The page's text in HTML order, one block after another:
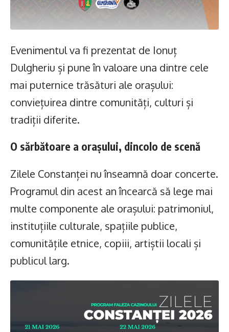
Evenimentul va fi prezentat de Ionuț
Dulgheriu și pune în valoare una dintre cele
mai puternice trăsături ale orașului:
conviețuirea dintre comunități, culturi și
tradiții diferite.
O sărbătoare a orașului, dincolo de scenă
Zilele Constanței nu înseamnă doar concerte.
Programul din acest an încearcă să lege mai
multe componente ale orașului: patrimoniul,
instituțiile culturale, spațiile publice,
comunitățile etnice, copiii, artiștii locali și
publicul larg.